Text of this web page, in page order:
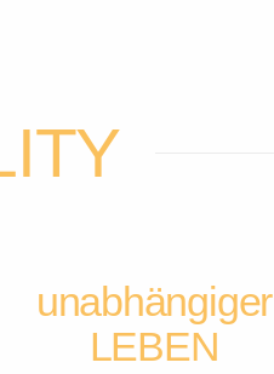
unabhängiger
LEBEN